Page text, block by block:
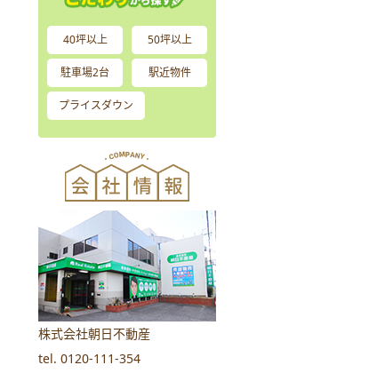
40坪以上 50坪以上
駐車場2台 駅近物件
プライスダウン
株式会社朝日不動産
tel. 0120-111-354